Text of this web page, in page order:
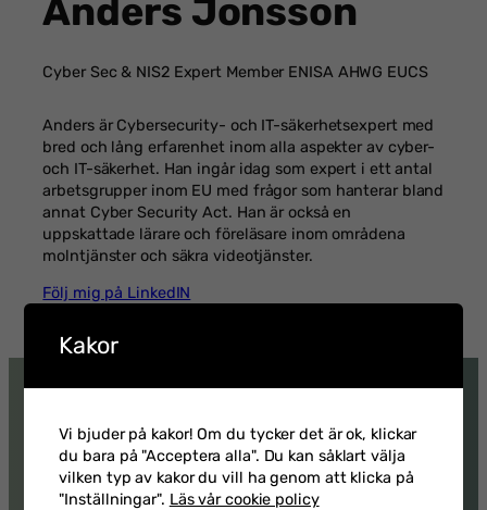
Anders Jonsson
Cyber Sec & NIS2 Expert Member ENISA AHWG EUCS
Anders är Cybersecurity- och IT-säkerhetsexpert med
bred och lång erfarenhet inom alla aspekter av cyber-
och IT-säkerhet. Han ingår idag som expert i ett antal
arbetsgrupper inom EU med frågor som hanterar bland
annat Cyber Security Act. Han är också en
uppskattade lärare och föreläsare inom områdena
molntjänster och säkra videotjänster.
Följ mig på LinkedIN
Kakor
Vi bjuder på kakor! Om du tycker det är ok, klickar
du bara på "Acceptera alla". Du kan såklart välja
vilken typ av kakor du vill ha genom att klicka på
"Inställningar". Läs vår cookie policy